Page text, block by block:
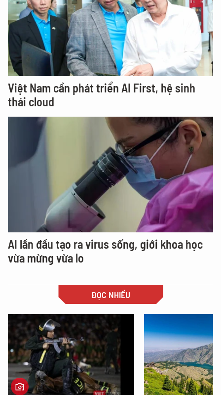
Việt Nam cần phát triển AI First, hệ sinh
thái cloud
AI lần đầu tạo ra virus sống, giới khoa học
vừa mừng vừa lo
ĐỌC NHIỀU